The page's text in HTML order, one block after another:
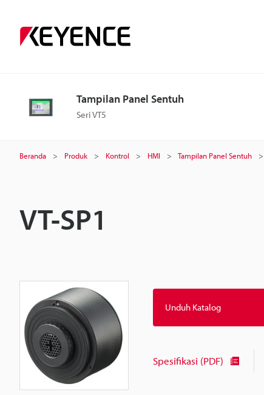
Tampilan Panel Sentuh
Seri VT5
Beranda Produk Kontrol HMI Tampilan Panel Sentuh
VT-SP1
Unduh Katalog
Spesifikasi (PDF)